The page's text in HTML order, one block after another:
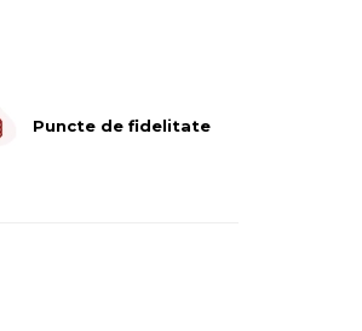
Puncte de fidelitate